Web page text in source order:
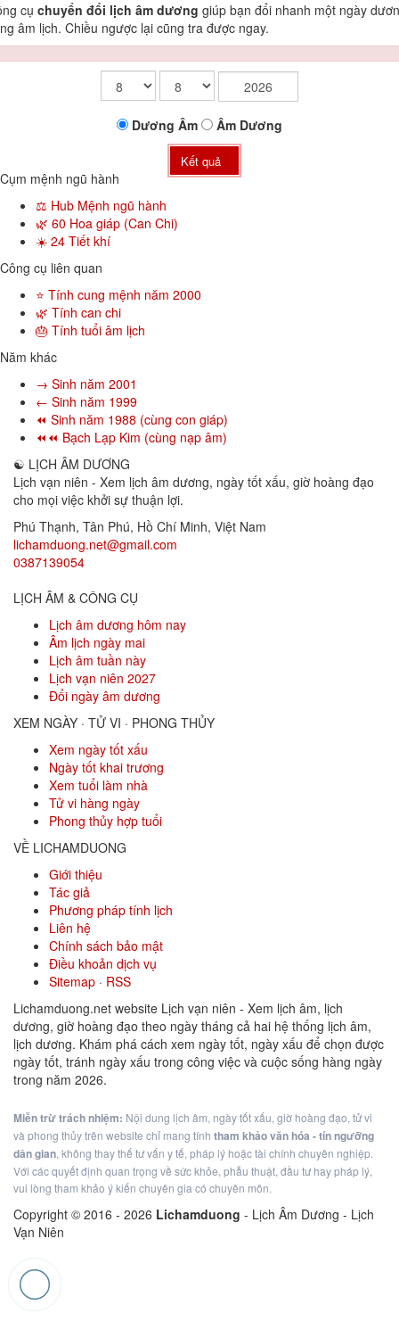
cụ chuyển đổi lịch âm dương giúp bạn đổi nhanh một ngày
âm lịch. Chiều ngược lại cũng tra được ngay.
Dương Âm Âm Dương
Kết quả
Cụm mệnh ngũ hành
⚖️ Hub Mệnh ngũ hành
🌿 60 Hoa giáp (Can Chi)
☀️ 24 Tiết khí
Công cụ liên quan
⭐ Tính cung mệnh năm 2000
🌿 Tính can chi
🎂 Tính tuổi âm lịch
Năm khác
→ Sinh năm 2001
← Sinh năm 1999
⏪ Sinh năm 1988 (cùng con giáp)
⏪⏪ Bạch Lạp Kim (cùng nạp âm)
☯ LỊCH ÂM DƯƠNG
Lịch vạn niên - Xem lịch âm dương, ngày tốt xấu, giờ hoàng đạo
cho mọi việc khởi sự thuận lợi.
Phú Thạnh, Tân Phú, Hồ Chí Minh, Việt Nam
lichamduong.net@gmail.com
0387139054
LỊCH ÂM & CÔNG CỤ
Lịch âm dương hôm nay
Âm lịch ngày mai
Lịch âm tuần này
Lịch vạn niên 2027
Đổi ngày âm dương
XEM NGÀY · TỬ VI · PHONG THỦY
Xem ngày tốt xấu
Ngày tốt khai trương
Xem tuổi làm nhà
Tử vi hàng ngày
Phong thủy hợp tuổi
VỀ LICHAMDUONG
Giới thiệu
Tác giả
Phương pháp tính lịch
Liên hệ
Chính sách bảo mật
Điều khoản dịch vụ
Sitemap · RSS
Lichamduong.net website Lịch vạn niên - Xem lịch âm, lịch
dương, giờ hoàng đạo theo ngày tháng cả hai hệ thống lịch âm,
lịch dương. Khám phá cách xem ngày tốt, ngày xấu để chọn được
ngày tốt, tránh ngày xấu trong công việc và cuộc sống hàng ngày
trong năm 2026.
Miễn trừ trách nhiệm: Nội dung lịch âm, ngày tốt xấu, giờ hoàng đạo, tử vi
và phong thủy trên website chỉ mang tính tham khảo văn hóa - tín ngưỡng
dân gian, không thay thế tư vấn y tế, pháp lý hoặc tài chính chuyên nghiệp.
Với các quyết định quan trọng về sức khỏe, phẫu thuật, đầu tư hay pháp lý,
vui lòng tham khảo ý kiến chuyên gia có chuyên môn.
Copyright © 2016 - 2026 Lichamduong - Lịch Âm Dương - Lịch
Vạn Niên